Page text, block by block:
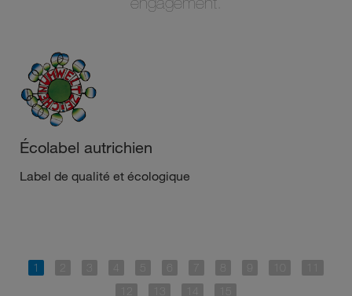
Écolabel autrichien
Label de qualité et écologique